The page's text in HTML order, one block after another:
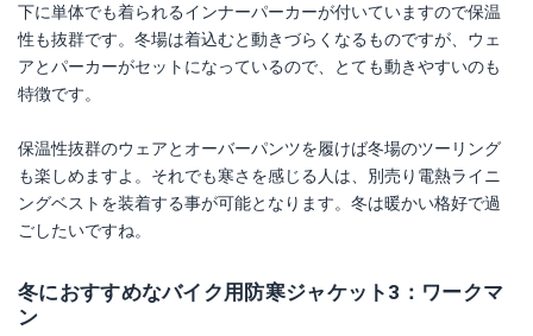
下に単体でも着られるインナーパーカーが付いていますので保温
性も抜群です。冬場は着込むと動きづらくなるものですが、ウェ
アとパーカーがセットになっているので、とても動きやすいのも
特徴です。
保温性抜群のウェアとオーバーパンツを履けば冬場のツーリング
も楽しめますよ。それでも寒さを感じる人は、別売り電熱ライニ
ングベストを装着する事が可能となります。冬は暖かい格好で過
ごしたいですね。
冬におすすめなバイク用防寒ジャケット3：ワークマ
ン